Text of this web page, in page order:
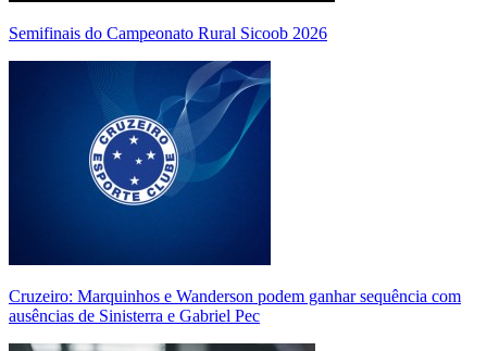
Semifinais do Campeonato Rural Sicoob 2026
Cruzeiro: Marquinhos e Wanderson podem ganhar sequência com
ausências de Sinisterra e Gabriel Pec